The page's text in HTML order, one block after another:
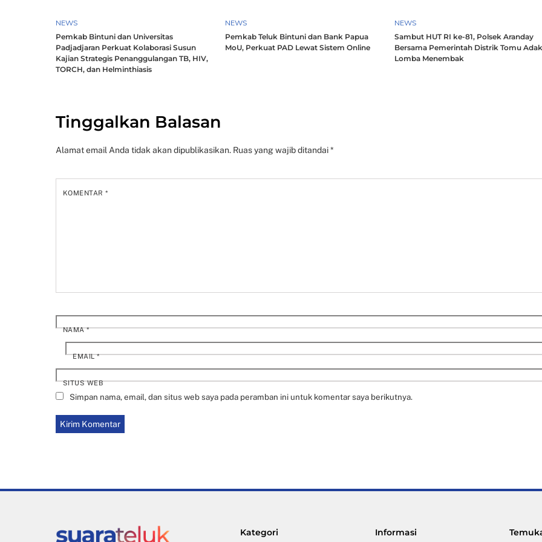
NEWS
Pemkab Bintuni dan Universitas
Padjadjaran Perkuat Kolaborasi Susun
Kajian Strategis Penanggulangan TB, HIV,
TORCH, dan Helminthiasis
NEWS
Pemkab Teluk Bintuni dan Bank Papua
MoU, Perkuat PAD Lewat Sistem Online
NEWS
Sambut HUT RI ke-81, Polsek Aranday
Bersama Pemerintah Distrik Tomu
Lomba Menembak
Tinggalkan Balasan
Alamat email Anda tidak akan dipublikasikan. Ruas yang wajib ditandai*
KOMENTAR*
NAMA*
EMAIL*
SITUS WEB
Simpan nama, email, dan situs web saya pada peramban ini untuk komentar saya berikutnya.
Back
To
Kategori Informasi